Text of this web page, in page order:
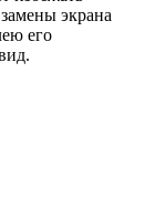
экрана
его